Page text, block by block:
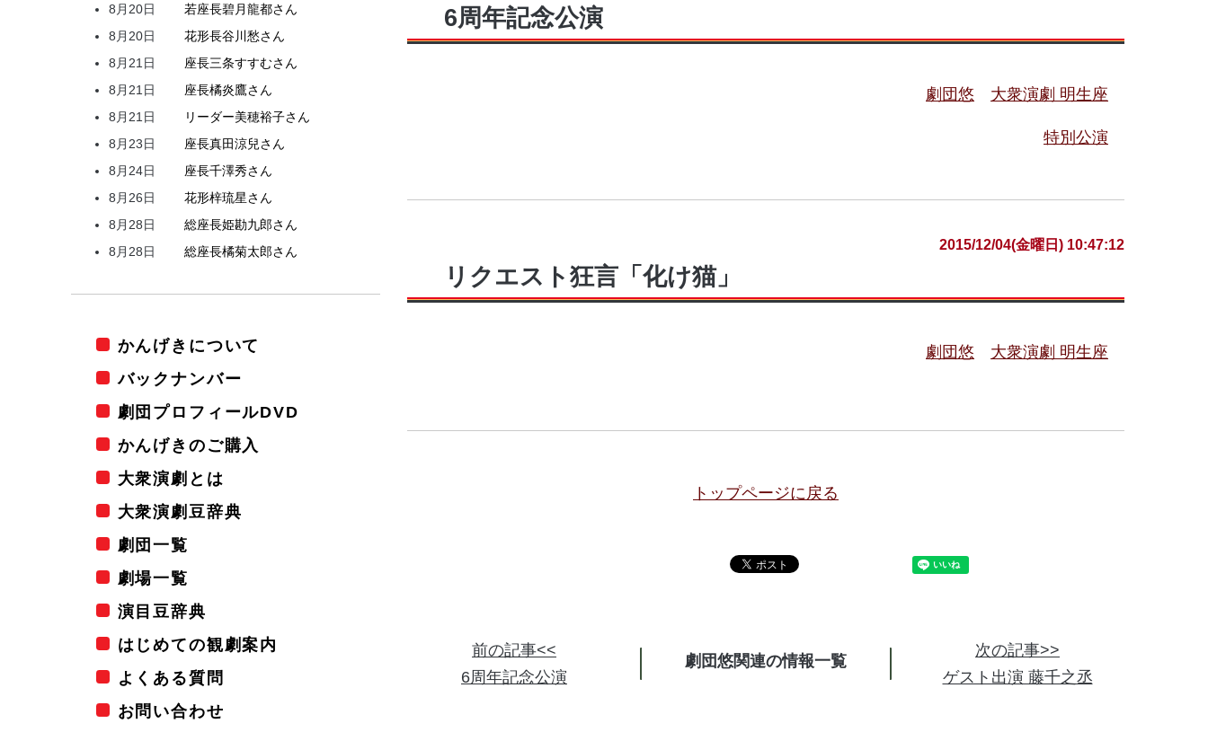
6周年記念公演
劇団悠 大衆演劇 明生座
特別公演
2015/12/04(金曜日) 10:47:12
リクエスト狂言「化け猫」
劇団悠 大衆演劇 明生座
トップページに戻る
前の記事<<
6周年記念公演
劇団悠関連の情報
次の記事>>
ゲスト出演 藤千之丞
8月20日
若座長碧月龍都さん
8月20日
花形長谷川 愁さん
8月21日
座長三条すすむさん
8月21日
座長橘炎鷹さん
8月21日
リーダー美穂裕子さん
8月23日
座長真田涼兒さん
8月24日
座長千澤秀さん
8月26日
花形梓琉星さん
8月28日
総座長姫勘九郎さん
8月28日
総座長橘菊太郎さん
かんげきについて
バックナンバー
劇団プロフィールDVD
かんげきのご購入
大衆演劇とは
大衆演劇豆辞典
劇団一覧
劇場一覧
演目豆辞典
はじめての観劇案内
よくある質問
お問い合わせ